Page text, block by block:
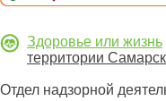
Здоровье или жизнь
территории
Отдел надзорной